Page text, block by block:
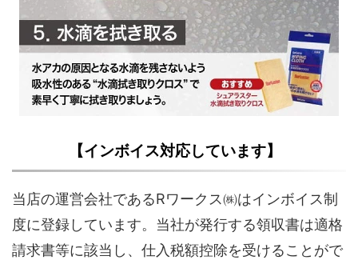
【インボイス対応しています】
当店の運営会社であるRワークス㈱はインボイス制
度に登録しています。当社が発行する領収書は適格
請求書等に該当し、仕入税額控除を受けることがで